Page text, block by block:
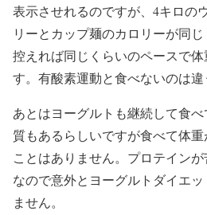
表示させれるのですが、4キロの
リーとカップ麺のカロリーが同
控えれば同じくらいのペースで
す。有酸素運動と食べないのは違
あとはヨーグルトも継続して食
質もあるらしいですが食べて体
ことはありません。プロテイン
なので意外とヨーグルトダイエ
ません。